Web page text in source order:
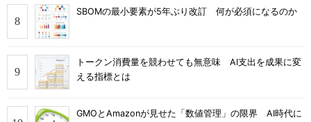
SBOMの最小要素が5年ぶり改訂 何が必須になるのか
トークン消費量を競わせても無意味 AI支出を成果に変
える指標とは
GMOとAmazonが見せた「数値管理」の限界 AI時代に